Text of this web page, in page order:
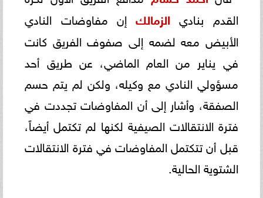
القدم بنادي الزمالكإن مفاوضات النادي
الأبيض معه لضمه إلى صفوف الفريق كانت
في يناير من العام الماضي، عن طريق أحد
مسؤولي النادي مع وكيله، ولكن لم يتم حسم
الصفقة، وأشار إلى أن المفاوضات تجددت في
فترة الانتقالات الصيفية لكنها لم تكتمل أيضاً،
قبل أن تتكتمل المفاوضات في فترة الانتقالات
الشتوية الحالية.